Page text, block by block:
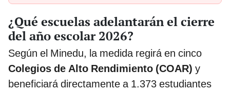
¿Qué escuelas adelantarán el cierre
del año escolar 2026?
Según el Minedu, la medida regirá en cinco
Colegios de Alto Rendimiento (COAR) y
beneficiará directamente a 1.373 estudiantes